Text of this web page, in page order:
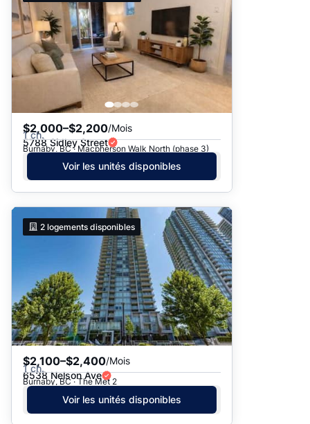
$2,000–$2,200/Mois
1 ch.
5788 Sidley Street
Burnaby, BC · Macpherson Walk North (phase 3)
Voir les unités disponibles
2 logements disponibles
$2,100–$2,400/Mois
1 ch.
6538 Nelson Ave
Burnaby, BC · The Met 2
Voir les unités disponibles